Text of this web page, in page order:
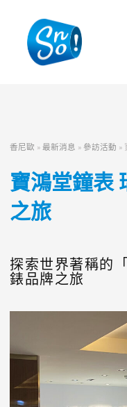
香尼歐 » 最新消息 » 參訪活動 »
寶鴻堂鐘表
之旅
探索世界著稱的
錶品牌之旅